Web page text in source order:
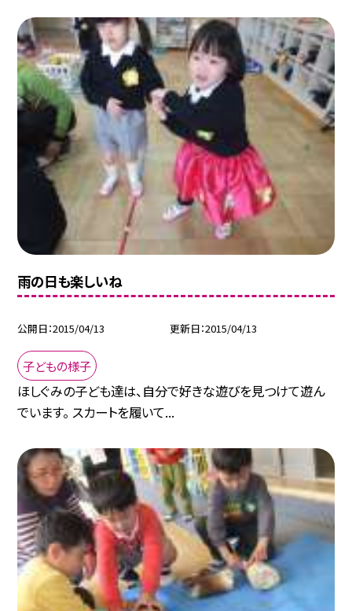
雨の日も楽しいね
公開日 2015/04/13 更新日 2015/04/13
子どもの様子
ほしぐみの子ども達は、自分で好きな遊びを見つけて遊ん
でいます。 スカートを履いて...